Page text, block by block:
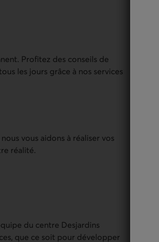
Profitez des conseils de
les jours grâce à nos services
vous aidons à réaliser vos
réalité.
du centre Desjardins
que ce soit pour développer